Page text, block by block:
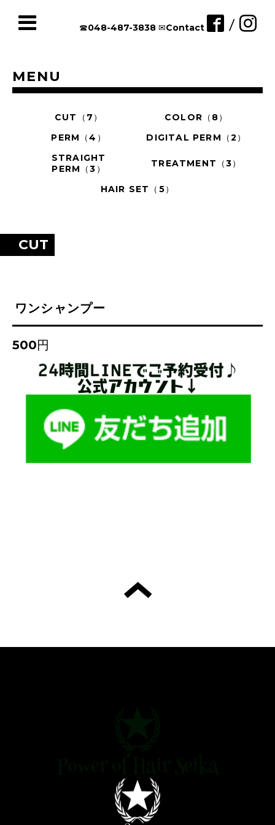
☎︎048-487-3838 ✉︎Contact /
MENU
CUT（7）
COLOR（8）
PERM（4）
DIGITAL PERM（2）
STRAIGHT
PERM（3）
TREATMENT（3）
HAIR SET（5）
CUT
ワンシャンプー
500円